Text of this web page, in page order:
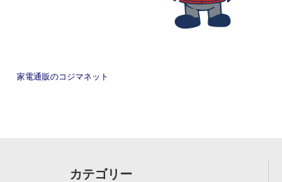
家電通販のコジマネット
カテゴリー